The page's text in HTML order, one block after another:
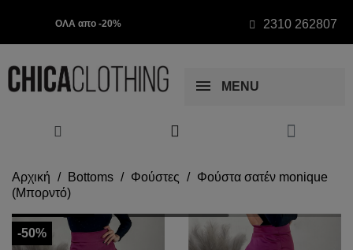
ΟΛΑ απο -20% 2310 262807
MENU
Αρχική Bottoms Φούστες
Φούστα σατέν monique
(Μπορντό)
-50%